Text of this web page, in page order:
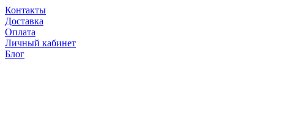
Контакты
Доставка
Оплата
Личный кабинет
Блог